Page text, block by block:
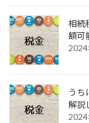
相続
額可
うち
解説